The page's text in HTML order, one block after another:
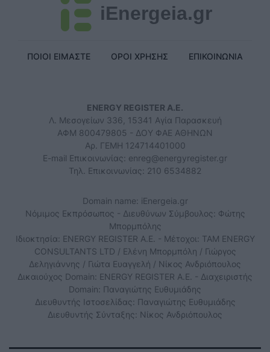
iEnergeia.gr
ΠΟΙΟΙ ΕΙΜΑΣΤΕ ΟΡΟΙ ΧΡΗΣΗΣ ΕΠΙΚΟΙΝΩΝΙΑ
ENERGY REGISTER Α.Ε.
Λ. Μεσογείων 336, 15341 Αγία Παρασκευή
ΑΦΜ 800479805 - ΔΟΥ ΦΑΕ ΑΘΗΝΩΝ
Αρ. ΓΕΜΗ 124714401000
E-mail Επικοινωνίας: enreg@energyregister.gr
Τηλ. Επικοινωνίας: 210 6534882
Domain name: iEnergeia.gr
Νόμιμος Εκπρόσωπος - Διευθύνων Σύμβουλος: Φώτης
Μπορμπόλης
Ιδιοκτησία: ENERGY REGISTER Α.Ε. - Μέτοχοι: TAM ENERGY
CONSULTANTS LTD / Ελένη Μπορμπόλη / Γιώργος
Δεληγιάννης / Γιώτα Ευαγγελή / Νίκος Ανδριόπουλος
Δικαιούχος Domain: ENERGY REGISTER Α.Ε. - Διαχειριστής
Domain: Παναγιώτης Ευθυμιάδης
Διευθυντής Ιστοσελίδας: Παναγιώτης Ευθυμιάδης
Διευθυντής Σύνταξης: Νίκος Ανδριόπουλος